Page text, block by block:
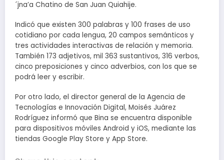
´jna’a Chatino de San Juan Quiahije.
Indicó que existen 300 palabras y 100 frases de uso
cotidiano por cada lengua, 20 campos semánticos y
tres actividades interactivas de relación y memoria.
También 173 adjetivos, mil 363 sustantivos, 316 verbos,
cinco preposiciones y cinco adverbios, con los que se
podrá leer y escribir.
Por otro lado, el director general de la Agencia de
Tecnologías e Innovación Digital, Moisés Juárez
Rodríguez informó que Bina se encuentra disponible
para dispositivos móviles Android y iOS, mediante las
tiendas Google Play Store y App Store.